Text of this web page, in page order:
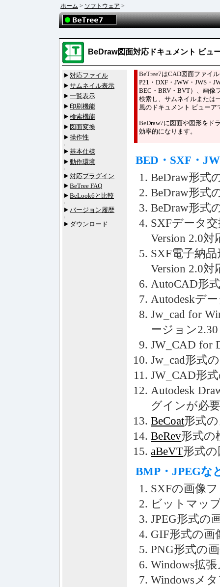
ホーム > ソフトウェア >
BeDraw図面対応ドキュメント ビュ
対応ファイル
サムネイル表示
一覧表示
印刷機能
検索機能
図面変換
操作性
基本仕様
動作環境
対応プラグイン
BeTree FAQ
BeLook6と比較
バージョン履歴
ダウンロード
BeTree7はCAD図面ファイ
P21・DXF・JWW・JWS・
BEC・BRV・BVT）、画像
検索し、サムネイルまたは
風のドキュメント ビューア
BeDraw7に図面や図形をド
効率的になります。
BED・SXF・
BeDraw形式
BeDraw形式
BeDraw形式
SXFデータ
Version 2.0対
SXF電子納
Version 2.0対
AutoCAD形
Autodeskデ
Jw_cad for
ージョン
JW_CAD for
Jw_cad形式
JW_CAD形
Autodesk
グインが必
BeCoat形式
BeRev形式の
aBeVT形式
BMP・JPEGな
SXFの画像
ビットマッ
JPEG形式の
GIF形式の画
PNG形式の
Windows拡
Windowsメ